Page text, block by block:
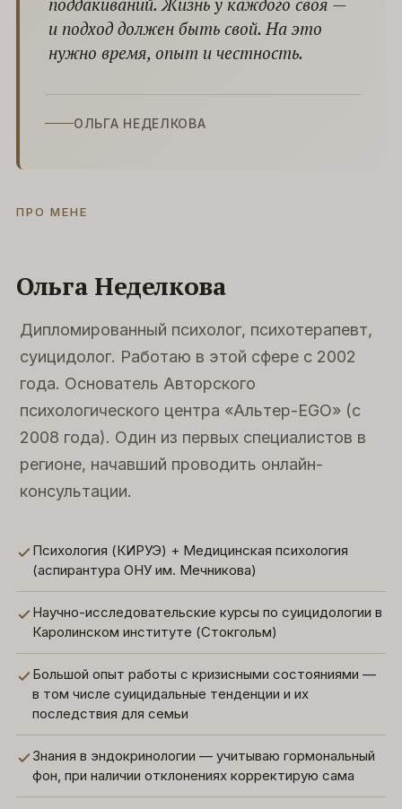
и подход должен быть свой. На это
нужно время, опыт и честность.
ОЛЬГА НЕДЕЛКОВА
ПРО МЕНЕ
Ольга Неделкова
Дипломированный психолог, психотерапевт,
суицидолог. Работаю в этой сфере с 2002
года. Основатель Авторского
психологического центра «Альтер-EGO» (с
2008 года). Один из первых специалистов в
регионе, начавший проводить онлайн-
консультации.
Психология (КИРУЭ) + Медицинская психология
(аспирантура ОНУ им. Мечникова)
Научно-исследовательские курсы по суицидологии в
Каролинском институте (Стокгольм)
Большой опыт работы с кризисными состояниями —
в том числе суицидальные тенденции и их
последствия для семьи
Знания в эндокринологии — учитываю гормональный
фон, при наличии отклонениях корректирую сама